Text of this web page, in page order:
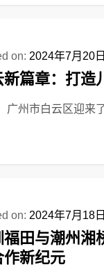
on: 2024年7月20日
新篇章：打造
广州市白云区迎来
on: 2024年7月18日
福田与潮州湘
作新纪元